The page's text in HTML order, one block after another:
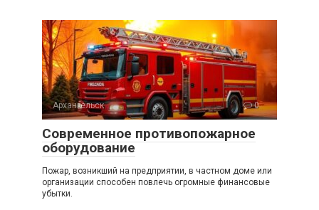
Архангельск 0
Современное противопожарное
оборудование
Пожар, возникший на предприятии, в частном доме или
организации способен повлечь огромные финансовые
убытки.